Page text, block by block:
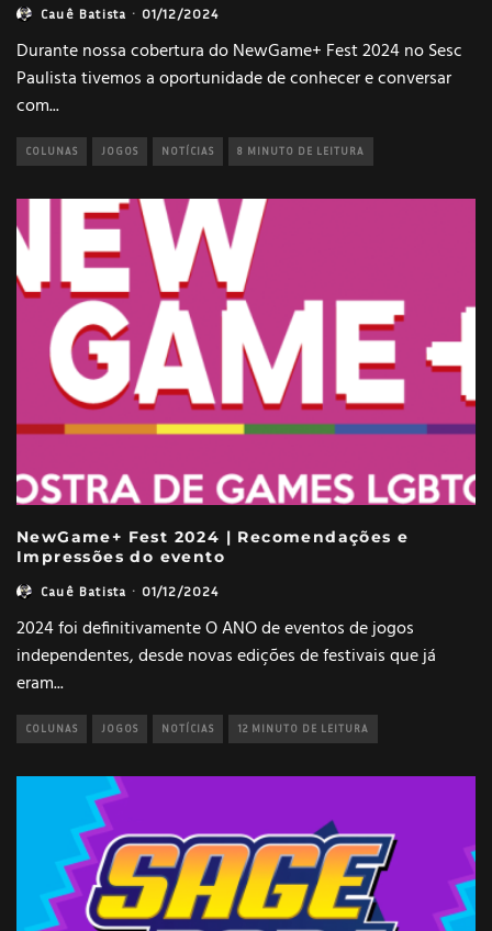
Cauê Batista · 01/12/2024
Durante nossa cobertura do NewGame+ Fest 2024 no Sesc
Paulista tivemos a oportunidade de conhecer e conversar
com...
COLUNAS JOGOS NOTÍCIAS 8 MINUTO DE LEITURA
NewGame+ Fest 2024 | Recomendações e
Impressões do evento
Cauê Batista · 01/12/2024
2024 foi definitivamente O ANO de eventos de jogos
independentes, desde novas edições de festivais que já
eram...
COLUNAS JOGOS NOTÍCIAS 12 MINUTO DE LEITURA